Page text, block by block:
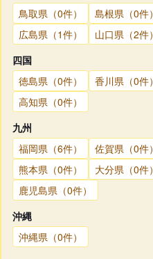
鳥取県（0件）
島根県（0件）
広島県（1件）
山口県（2件）
四国
徳島県（0件）
香川県（0件）
高知県（0件）
九州
福岡県（6件）
佐賀県（0件）
熊本県（0件）
大分県（0件）
鹿児島県（0件）
沖縄
沖縄県（0件）